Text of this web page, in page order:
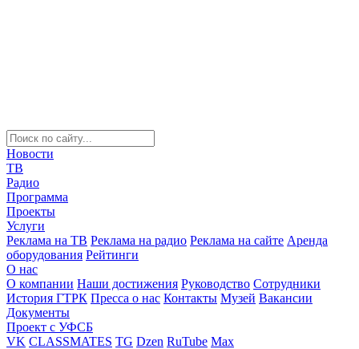
Новости
ТВ
Радио
Программа
Проекты
Услуги
Реклама на ТВ Реклама на радио Реклама на сайте Аренда
оборудования Рейтинги
О нас
О компании Наши достижения Руководство Сотрудники
История ГТРК Пресса о нас Контакты Музей Вакансии
Документы
Проект с УФСБ
VK CLASSMATES TG Dzen RuTube Max